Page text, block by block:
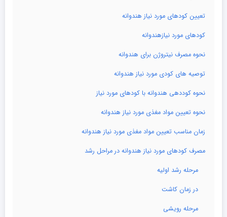
تعیین کودهای مورد نیاز هندوانه
کودهای مورد نیازهندوانه
نحوه مصرف نیتروژن برای هندوانه
توصیه های کودی مورد نیاز هندوانه
نحوه کوددهی هندوانه با کودهای مورد نیاز
نحوه تعیین مواد مغذی مورد نیاز هندوانه
زمان مناسب تعیین مواد مغذی مورد نیاز هندوانه
مصرف کودهای مورد نیاز هندوانه در مراحل رشد
مرحله رشد اولیه
در زمان کاشت
مرحله رویشی